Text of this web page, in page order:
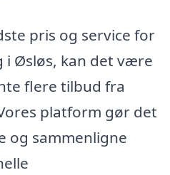
pris og service for
Øsløs, kan det være
flere tilbud fra
platform gør det
og sammenligne